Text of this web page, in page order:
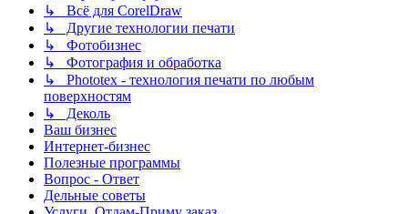
↳ Всё для CorelDraw
↳ Другие технологии печати
↳ Фотобизнес
↳ Фотография и обработка
↳ Phototex - технология печати по любым
поверхностям
↳ Деколь
Ваш бизнес
Интернет-бизнес
Полезные программы
Вопрос - Ответ
Дельные советы